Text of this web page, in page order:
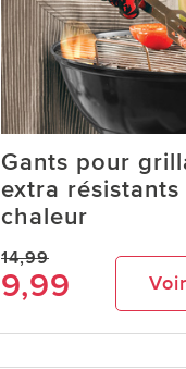
Gants pour
extra résistants
chaleur
14,99
9,99